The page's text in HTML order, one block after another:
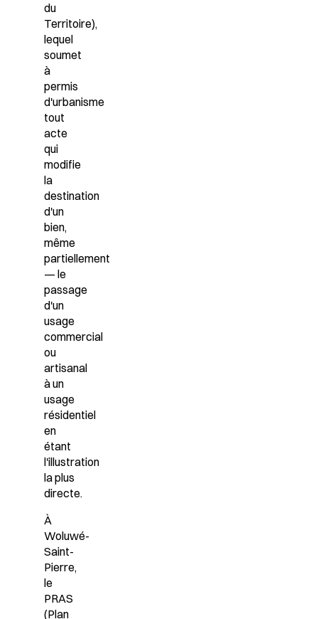
du
Territoire),
lequel
soumet
à
permis
d'urbanisme
tout
acte
qui
modifie
la
destination
d'un
bien,
même
partiellement
— le
passage
d'un
usage
commercial
ou
artisanal
à un
usage
résidentiel
en
étant
l'illustration
la plus
directe.
À
Woluwé-
Saint-
Pierre,
le
PRAS
(Plan